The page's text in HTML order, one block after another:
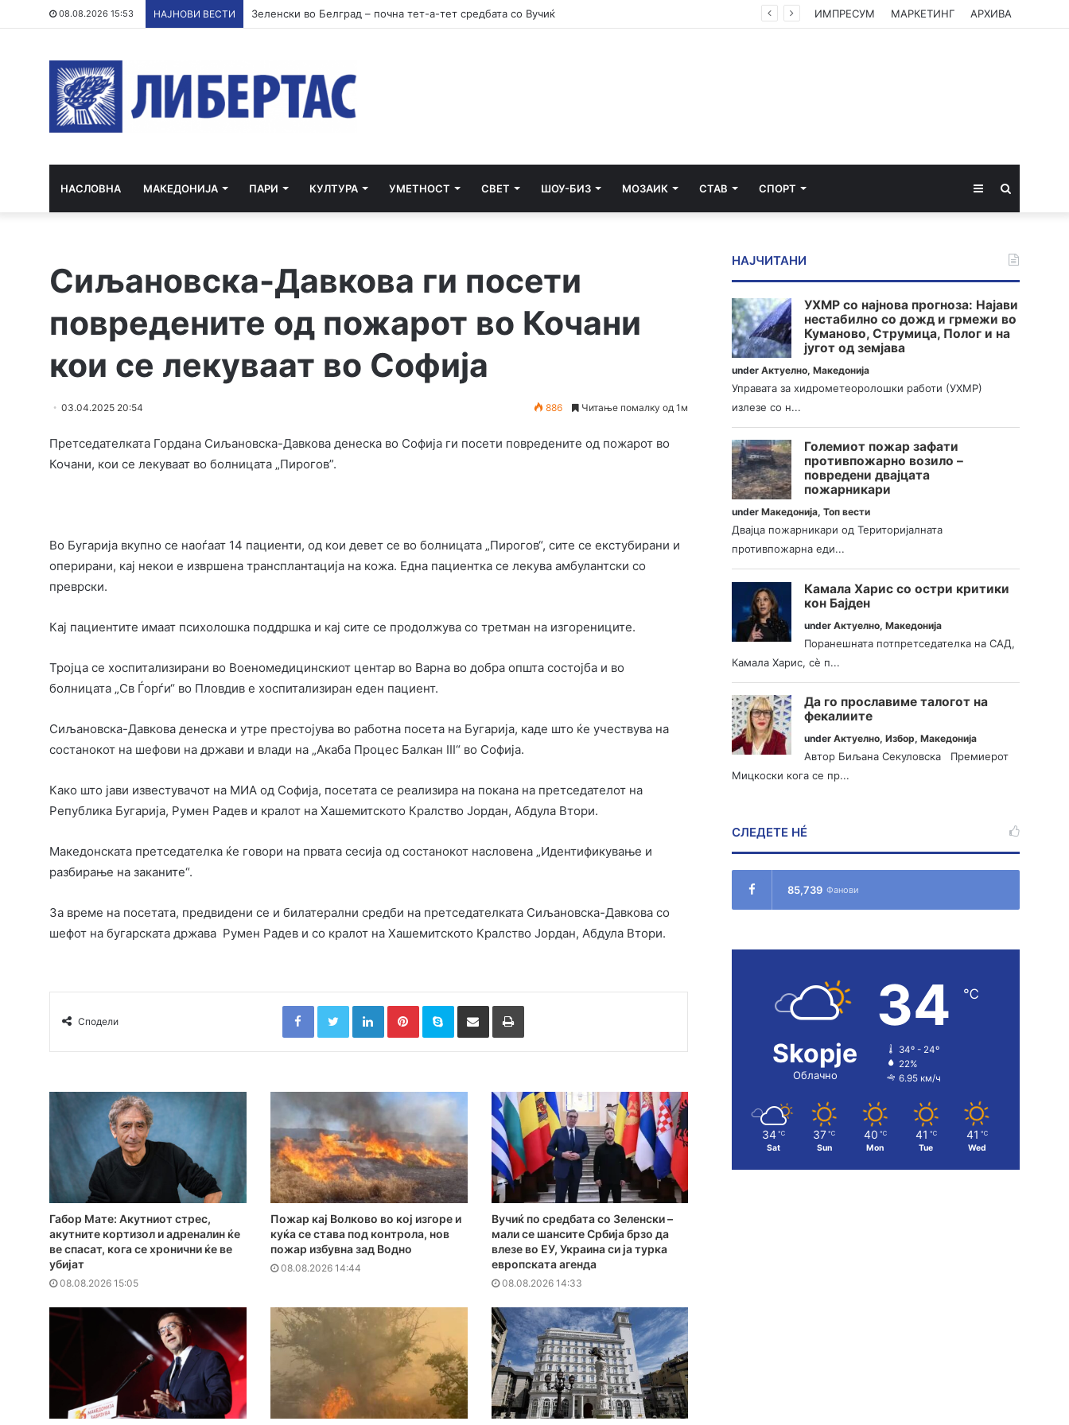
08.08.2026 15:53 НАЈНОВИ ВЕСТИ ГАЛЕРИЈА: Трет ден протест на земјоделците од Струмичко ИМПРЕСУМ МАРКЕТИНГ АРХИВА
НАСЛОВНА МАКЕДОНИЈА ПАРИ КУЛТУРА УМЕТНОСТ СВЕТ ШОУ-БИЗ МОЗАИК СТАВ СПОРТ Sidebar
Сиљановска-Давкова ги посети
повредените од пожарот во Кочани
кои се лекуваат во Софија
03.04.2025 20:54 886 Читање помалку од 1м
Претседателката Гордана Сиљановска-Давкова денеска во Софија ги посети повредените од пожарот во
Кочани, кои се лекуваат во болницата „Пирогов”.
Во Бугарија вкупно се наоѓаат 14 пациенти, од кои девет се во болницата „Пирогов“, сите се екстубирани и
оперирани, кај некои е извршена трансплантација на кожа. Една пациентка се лекува амбулантски со
преврски.
Кај пациентите имаат психолошка поддршка и кај сите се продолжува со третман на изгорениците.
Тројца се хоспитализирани во Военомедицинскиот центар во Варна во добра општа состојба и во
болницата „Св Ѓорѓи“ во Пловдив е хоспитализиран еден пациент.
Сиљановска-Давкова денеска и утре престојува во работна посета на Бугарија, каде што ќе учествува на
состанокот на шефови на држави и влади на „Акаба Процес Балкан III“ во Софија.
Како што јави известувачот на МИА од Софија, посетата се реализира на покана на претседателот на
Република Бугарија, Румен Радев и кралот на Хашемитското Кралство Јордан, Абдула Втори.
Македонската претседателка ќе говори на првата сесија од состанокот насловена „Идентификување и
разбирање на заканите“.
За време на посетата, предвидени се и билатерални средби на претседателката Сиљановска-Давкова со
шефот на бугарската држава Румен Радев и со кралот на Хашемитското Кралство Јордан, Абдула Втори.
Сподели
FacebookTwitterLinkedInPinterestSkype Сподели преку Е-маил Испринтај
Габор Мате: Акутниот стрес,
акутните кортизол и адреналин ќе
ве спасат, кога се хронични ќе ве
убијат
08.08.2026 15:05
Пожар кај Волково во кој изгоре и
куќа се става под контрола, нов
пожар избувна зад Водно
08.08.2026 14:44
Вучиќ по средбата со Зеленски –
мали се шансите Србија брзо да
влезе во ЕУ, Украина си ја турка
европската агенда
08.08.2026 14:33
НАЈЧИТАНИ
УХМР со најнова прогноза: Најави
нестабилно со дожд и грмежи во
Куманово, Струмица, Полог и на
југот од земјава
underАктуелно,Македонија
Управата за хидрометеоролошки работи (УХМР)
излезе со н...
Големиот пожар зафати
противпожарно возило –
повредени двајцата
пожарникари
underМакедонија,Топ вести
Двајца пожарникари од Територијалната
противпожарна еди...
Камала Харис со остри критики
кон Бајден
underАктуелно,Македонија
Поранешната потпретседателка на САД,
Камала Харис, сè п...
Да го прославиме талогот на
фекалиите
underАктуелно,Избор,Македонија
Автор Биљана Секуловска Премиерот
Мицкоски кога се пр...
СЛЕДЕТЕ НÉ
85,739 Фанови
Skopje
Облачно
34 ℃
34º - 24º
22%
6.95 км/ч
34 ℃
Sat
37 ℃
Sun
40 ℃
Mon
41 ℃
Tue
41 ℃
Wed